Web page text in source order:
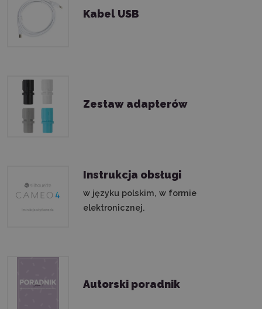
Kabel USB
Zestaw adapterów
Instrukcja obsługi
w języku polskim, w formie
elektronicznej.
Autorski poradnik